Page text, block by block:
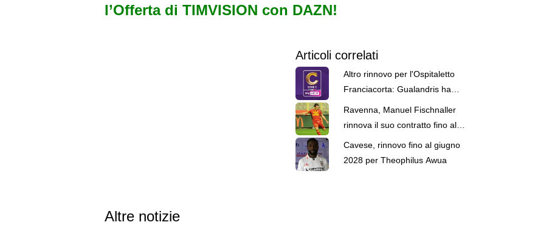
l’Offerta di TIMVISION con DAZN!
Articoli correlati
Altro rinnovo per l'Ospitaletto
Franciacorta: Gualandris ha
Ravenna, Manuel Fischnaller
rinnova il suo contratto fino al
giugno 2028
Cavese, rinnovo fino al giugno
2028 per Theophilus Awua
Altre notizie